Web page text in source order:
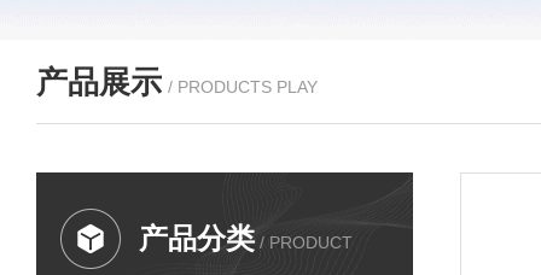
产品展示 / PRODUCTS PLAY
产品分类 / PRODUCT